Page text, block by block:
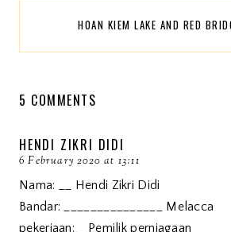
HOAN KIEM LAKE AND RED
5 COMMENTS
HENDI ZIKRI DIDI
6 February 2020 at 13:11
Nama: __ Hendi Zikri Didi
Bandar: _______________ Melacca
pekerjaan: _ Pemilik perniagaan